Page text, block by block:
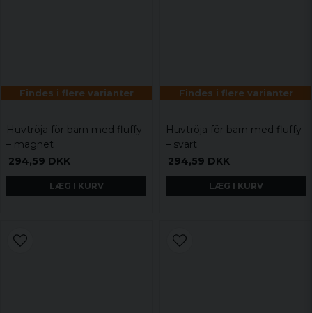
Findes i flere varianter
Huvtröja för barn med fluffy
– magnet
294,59 DKK
LÆG I KURV
Findes i flere varianter
Huvtröja för barn med fluffy
– svart
294,59 DKK
LÆG I KURV